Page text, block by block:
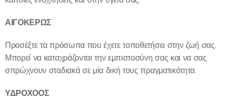
ΑΙΓΟΚΕΡΩΣ
Προσέξτε τα πρόσωπα που έχετε τοποθετήσει στην ζωή σας.
Μπορεί να καταχράζονται την εμπιστοσύνη σας και να σας
σπρώχνουν σταδιακά σε μία δική τους πραγματικότητα.
ΥΔΡΟΧΟΟΣ